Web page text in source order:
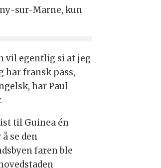
sur-Marne, kun
vil egentlig si at jeg
har fransk pass,
har Paul
til Guinea én
se den
faren ble